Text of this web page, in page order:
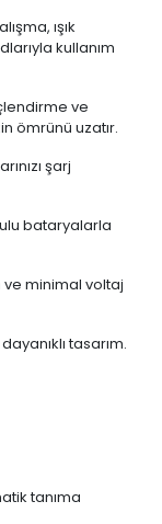
ışık
kullanım
ve
ömrünü uzatır.
şarj
bataryalarla
ve minimal voltaj
tasarım.
tanıma